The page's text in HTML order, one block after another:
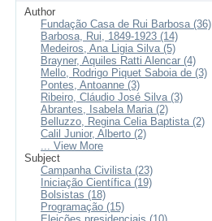
Author
Fundação Casa de Rui Barbosa (36)
Barbosa, Rui, 1849-1923 (14)
Medeiros, Ana Ligia Silva (5)
Brayner, Aquiles Ratti Alencar (4)
Mello, Rodrigo Piquet Saboia de (3)
Pontes, Antoanne (3)
Ribeiro, Cláudio José Silva (3)
Abrantes, Isabela Maria (2)
Belluzzo, Regina Celia Baptista (2)
Calil Junior, Alberto (2)
... View More
Subject
Campanha Civilista (23)
Iniciação Científica (19)
Bolsistas (18)
Programação (15)